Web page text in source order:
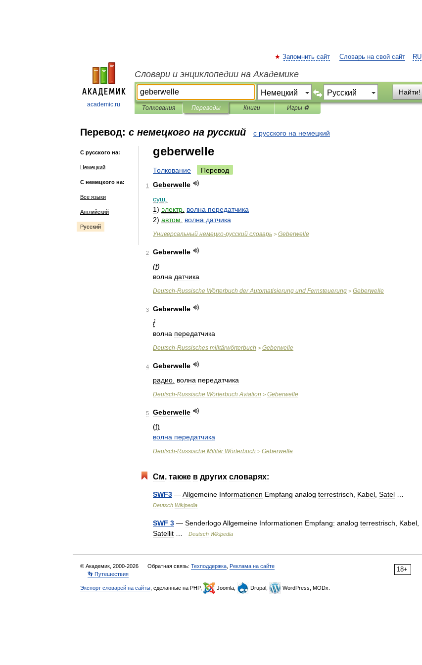
academic.ru
RU
Запомнить сайт Словарь на свой сайт
Словари и энциклопедии на Академике
Найти!
Толкования Переводы Книги Игры ⚽
Перевод: с немецкого на русский с русского на немецкий
С русского на:
Немецкий
С немецкого на:
Все языки
Английский
Русский
geberwelle
Толкование Перевод
1
Geberwelle
сущ
1) электр волна передатчика
2) автом волна датчика
Универсальный немецко-русский словарь > Geberwelle
2
Geberwelle
(f)
волна датчика
Deutsch-Russische Wörterbuch der Automatisierung und Fernsteuerung > Geberwelle
3
Geberwelle
f́
волна передатчика
Deutsch-Russisches militärwörterbuch > Geberwelle
4
Geberwelle
радио волна передатчика
Deutsch-Russische Wörterbuch Aviation > Geberwelle
5
Geberwelle
(f)
волна передатчика
Deutsch-Russische Militär Wörterbuch > Geberwelle
См. также в других словарях:
SWF3 —Allgemeine Informationen Empfang analog terrestrisch Kabel Satel
Deutsch Wikipedia
SWF 3 — SenderlogoAllgemeine Informationen Empfang: analog terrestrisch Kabel
Satellit
Deutsch Wikipedia
18+
© Академик, 2000-2026 Обратная связь: Техподдержка Реклама на сайте
👣 Путешествия
Экспорт словарей на сайты , сделанные на PHP, Joomla, Drupal, WordPress, MODx.